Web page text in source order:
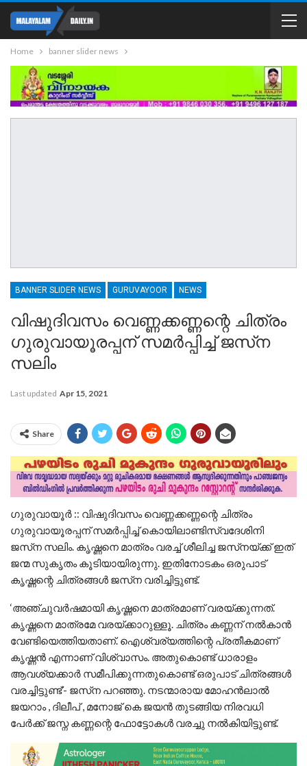
Home banner slider news
BANNER SLIDER NEWS GURUVAYOOR NEWS
വിഷുദിവസം വെണ്ണക്കണ്ണന്റെ ചിത്രം
ഗുരുവായൂരപ്പന് സമര്‍പ്പിച്ച് ജസ്‌ന
സലിം
Last updated Apr 15, 2021
Share
ഗുരുവായൂർ :: വിഷുദിവസം വെണ്ണക്കണ്ണന്റെ ചിത്രം
ഗുരുവായൂരപ്പന് സമര്‍പ്പിച്ച്‌ കൊയിലാണ്ടിസ്വദേശിനി
ജസ്‌ന സലിം. കൃഷ്ണനെ മാത്രം വരച്ച്‌ ശീലിച്ച ജസ്‌നയ്ക്ക് ഇത്
ജന്മ സുകൃതം കൂടിയായിരുന്നു. ഇതിനോടകം ഒരുപാട്
കൃഷ്ണന്റെ ചിത്രങ്ങള്‍ ജസ്‌ന വരിച്ചിട്ടുണ്ട്.
‘അഞ്ചുവര്‍ഷമായി കൃഷ്ണനെ മാത്രമാണ് വരയ്ക്കുന്നത്.
കൃഷ്ണനെ മാത്രമേ വരയ്ക്കാറുള്ളൂ. ചിത്രം കണ്ണന് നല്‍കാന്‍
വേണ്ടിയെത്തിയതാണ്. ഐശ്വര്യത്തിന്റെ പ്രതീകമാണ്
കൃഷ്ണന്‍ എന്നാണ് വിശ്വാസം. അതുകൊണ്ട് ധാരാളം
ആവശ്യക്കാര്‍ സമീപിക്കുന്നതുകൊണ്ട് ഒരുപാട് ചിത്രങ്ങള്‍
വരച്ചിട്ടുണ്ട്’- ജസ്‌ന പറഞ്ഞു. നടന്മാരായ മോഹൻലാൽ
ജയറാം , ദിലീപ് , മനോജ് കെ ജയൻ തുടങ്ങിയ നിരവധി
പേർക്ക് ജസ്ന കണ്ണന്റെ ഫോട്ടോകൾ വരച്ചു നൽകിയിട്ടുണ്ട്.